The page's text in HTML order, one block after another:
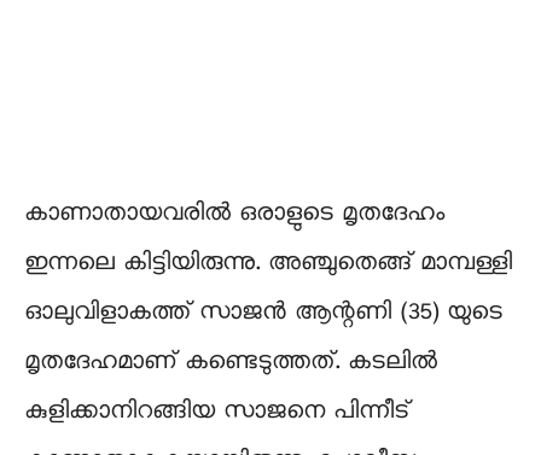
കാണാതായവരിൽ ഒരാളുടെ മൃതദേഹം
ഇന്നലെ കിട്ടിയിരുന്നു. അഞ്ചുതെങ്ങ് മാമ്പള്ളി
ഓലുവിളാകത്ത് സാജൻ ആന്റണി (35) യുടെ
മൃതദേഹമാണ് കണ്ടെടുത്തത്. കടലിൽ
കുളിക്കാനിറങ്ങിയ സാജനെ പിന്നീട്